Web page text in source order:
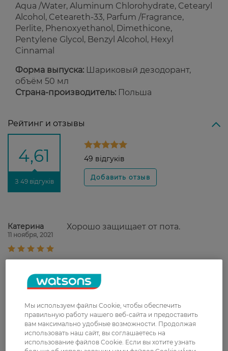
Aqua /Water, Aluminum Chlorohydrate, Cetearyl
Alcohol, Ceteareth-33, Parfum /Fragrance,
Perlite, Phenoxyethanol, Dimethicone,
Pentylene Glycol, Benzyl Alcohol, Hexyl
Cinnamal
Форма выпуска: Шариковый дезодорант,
объём 50 мл
Страна-производитель: Польша
Рейтинг и отзывы
4,61
З 49 відгуків
49 відгуків
Катерина
11 ноября, 2021
Хорошо защищает от пота.
29 октября, 2021
защищает от пота.
29 апреля, 2021
Хорошо защищает, приятно пахнет,
не вызывает раздражения.
Мы используем файлы Cookie, чтобы обеспечить
правильную работу нашего веб-сайта и предоставить
вам максимально удобные возможности. Продолжая
использовать наш сайт, вы соглашаетесь на
использование файлов Cookie. Если вы хотите узнать